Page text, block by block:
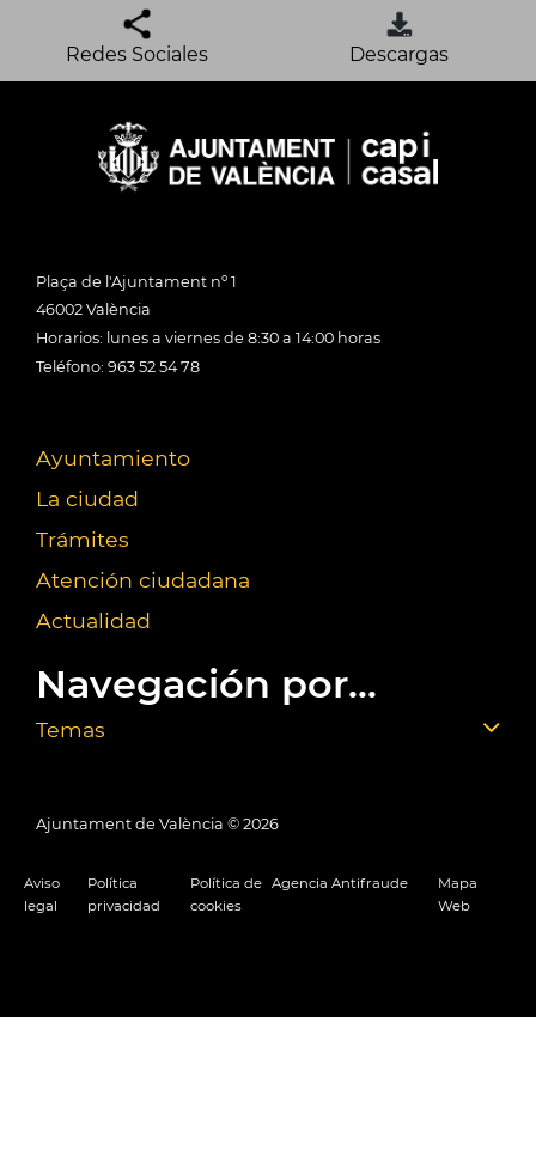
Redes Sociales Descargas
Plaça de l'Ajuntament nº 1
46002 València
Horarios: lunes a viernes de 8:30 a 14:00 horas
Teléfono: 963 52 54 78
Ayuntamiento
La ciudad
Trámites
Atención ciudadana
Actualidad
Navegación por...
Temas
Ajuntament de València © 2026
Aviso
legal
Política
privacidad
Política de
cookies
Agencia Antifraude
Mapa
Web